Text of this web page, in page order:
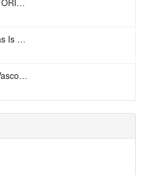
Tananai, Annalisa – STORIE BREVI
All I Want For Christmas Is You – Mariah Carey
Come Nelle Favole – Vasco Rossi